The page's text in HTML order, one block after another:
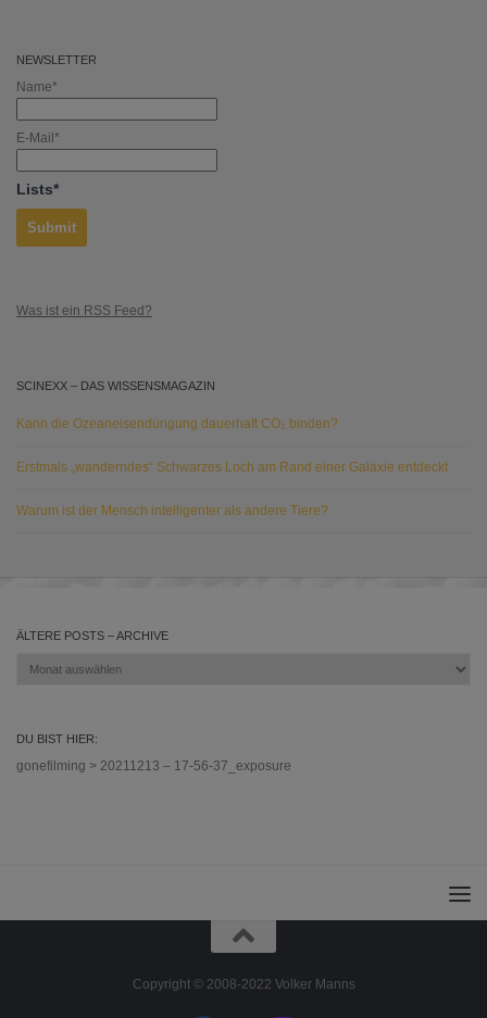
NEWSLETTER
Name*
E-Mail*
Lists*
Was ist ein RSS Feed?
SCINEXX – DAS WISSENSMAGAZIN
Kann die Ozeaneisendüngung dauerhaft CO₂ binden?
Erstmals „wanderndes“ Schwarzes Loch am Rand einer Galaxie entdeckt
Warum ist der Mensch intelligenter als andere Tiere?
ÄLTERE POSTS – ARCHIVE
Ältere
DU BIST HIER:
gonefilming > 20211213 – 17-56-37_exposure
Copyright © 2008-2022 Volker Manns